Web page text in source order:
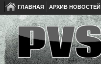
ГЛАВНАЯ АРХИВ НОВОСТЕЙ